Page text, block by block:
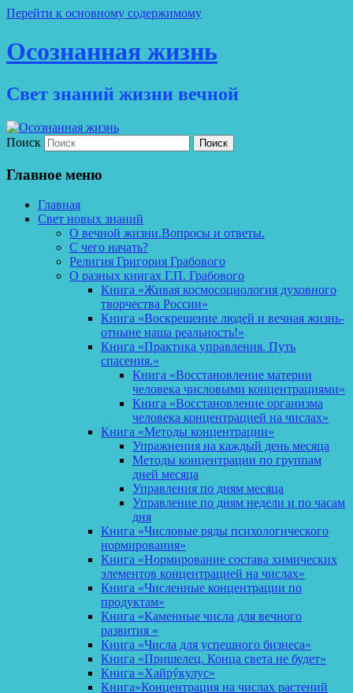
Перейти к основному содержимому
Осознанная жизнь
Свет знаний жизни вечной
Поиск
Главное меню
Главная
Свет новых знаний
О вечной жизни.Вопросы и ответы.
С чего начать?
Религия Григория Грабового
О разных книгах Г.П. Грабового
Книга «Живая космосоциология духовного
творчества России»
Книга «Воскрешение людей и вечная жизнь-
отныне наша реальность!»
Книга «Практика управления. Путь
спасения.»
Книга «Восстановление материи
человека числовыми концентрациями»
Книга «Восстановление организма
человека концентрацией на числах»
Книга «Методы концентрации»
Упражнения на каждый день месяца
Методы концентрации по группам
дней месяца
Управления по дням месяца
Управление по дням недели и по часам
дня
Книга «Числовые ряды психологического
нормирования»
Книга «Нормирование состава химических
элементов концентрацией на числах»
Книга «Численные концентрации по
продуктам»
Книга «Каменные числа для вечного
развития «
Книга «Числа для успешного бизнеса»
Книга «Пришелец. Конца света не будет»
Книга «Хайрýкулус»
Книга»Концентрация на числах растений